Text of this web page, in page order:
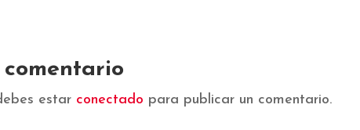
estar conectado para publicar un comentario.